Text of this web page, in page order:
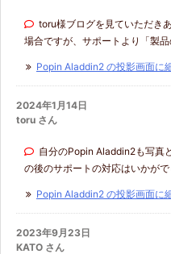
toru様ブログを見ていただき
場合ですが、サポートより「製
Popin Aladdin2 の投影画面に
2024年1月14日
toru さん
自分のPopin Aladdin2も写真
の後のサポートの対応はいかが
Popin Aladdin2 の投影画面に
2023年9月23日
KATO さん